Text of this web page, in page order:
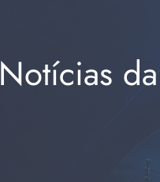
Notícias